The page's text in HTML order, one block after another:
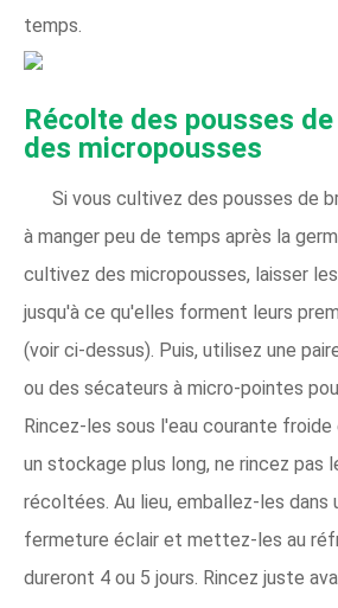
temps.
Récolte des pousses
des micropousses
Si vous cultivez des pousses de
à manger peu de temps après la
cultivez des micropousses, laisser
jusqu'à ce qu'elles forment leurs
(voir ci-dessus). Puis, utilisez une
ou des sécateurs à micro-pointes
Rincez-les sous l'eau courante
un stockage plus long, ne rincez pas
récoltées. Au lieu, emballez-les dans
fermeture éclair et mettez-les au
dureront 4 ou 5 jours. Rincez juste